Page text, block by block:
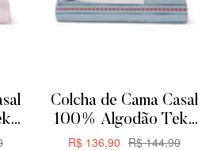
Colcha de Cama Casal
100% Algodão Teka
Allegro Plus –
R$144,90
R$ 136,90